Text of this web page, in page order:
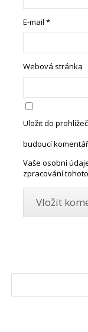
E-mail*
Webová stránka
Uložit do
budoucí
Vaše osobní
zpracování